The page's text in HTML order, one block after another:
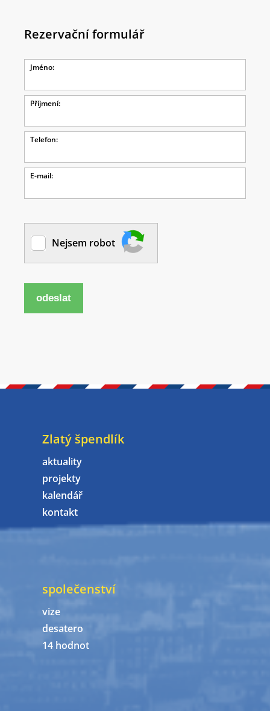
Rezervační formulář
Jméno:
Příjmení:
Telefon:
E-mail:
Nejsem robot
odeslat
Zlatý špendlík
aktuality
projekty
kalendář
kontakt
společenství
vize
desatero
14 hodnot